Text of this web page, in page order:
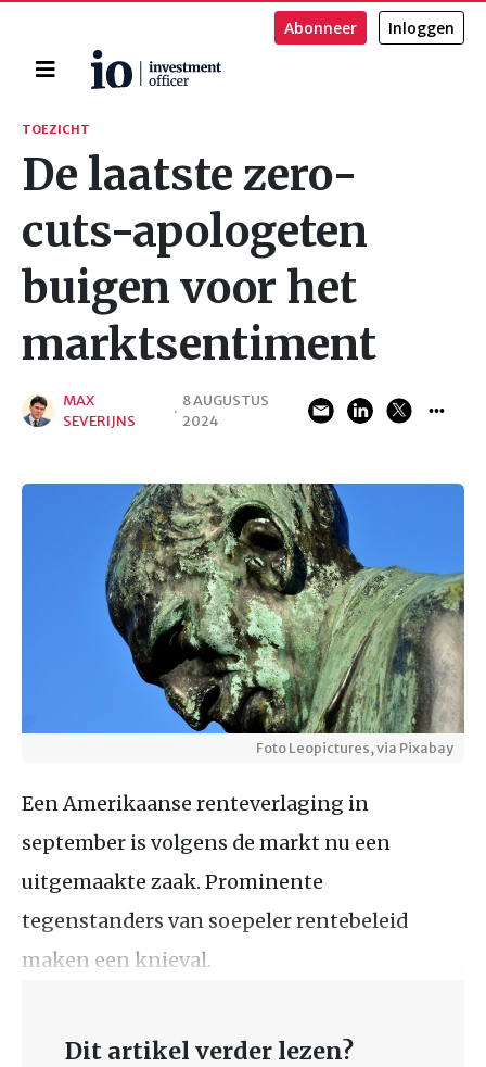
Home
Abonneer Inloggen
Zoeken
TOEZICHT
De laatste zero-
cuts-apologeten
buigen voor het
marktsentiment
MAX
SEVERIJNS
·
8 AUGUSTUS
2024
Foto Leopictures, via Pixabay
Een Amerikaanse renteverlaging in
september is volgens de markt nu een
uitgemaakte zaak. Prominente
tegenstanders van soepeler rentebeleid
maken een knieval.
Dit artikel verder lezen?